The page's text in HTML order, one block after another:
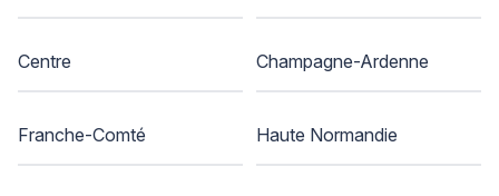
Centre Champagne-Ardenne
Franche-Comté Haute Normandie